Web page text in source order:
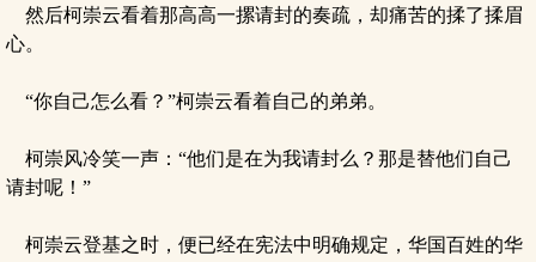
然后柯崇云看着那高高一摞请封的奏疏，却痛苦的揉了揉眉
心。
“你自己怎么看？”柯崇云看着自己的弟弟。
柯崇风冷笑一声：“他们是在为我请封么？那是替他们自己
请封呢！”
柯崇云登基之时，便已经在宪法中明确规定，华国百姓的华